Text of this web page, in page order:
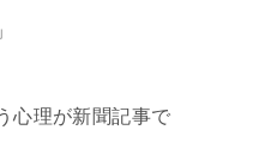
心理が新聞記事で